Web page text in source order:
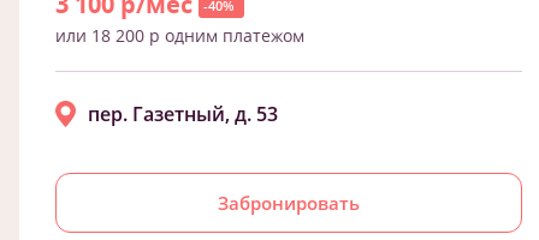
-40%
или 18 200 р одним платежом
Забронировать
пер. Газетный, д. 53